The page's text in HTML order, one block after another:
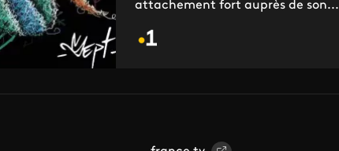
attachement fort auprès de son...